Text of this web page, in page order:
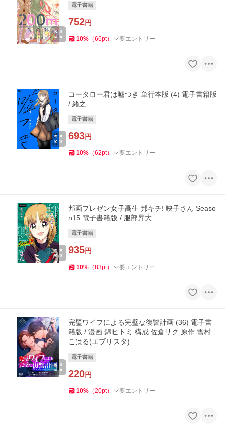
電子書籍
752円
10% （66pt） 要エントリー
コータロー君は嘘つき 単行本版 (4) 電子書籍版
/ 緒之
電子書籍
693円
10% （62pt） 要エントリー
邦画プレゼン女子高生 邦キチ! 映子さん Seaso
n15 電子書籍版 / 服部昇大
電子書籍
935円
10% （83pt） 要エントリー
完璧ワイフによる完璧な復讐計画 (36) 電子書
籍版 / 漫画:錦ヒトミ 構成:佐倉サク 原作:雪村
こはる(エブリスタ)
電子書籍
220円
10% （20pt） 要エントリー